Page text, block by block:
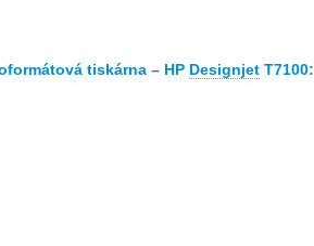
tiskárna – HP Designjet T7100: